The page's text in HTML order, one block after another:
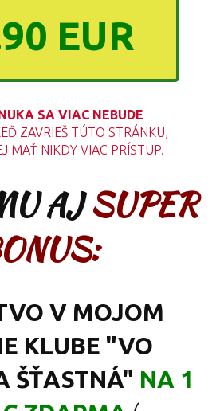
EUR
SA VIAC NEBUDE
ZAVRIEŠ TÚTO STRÁNKU,
MAŤ NIKDY VIAC PRÍSTUP.
AJSUPER
V MOJOM
KLUBE "VO
ŠŤASTNÁ" NA 1